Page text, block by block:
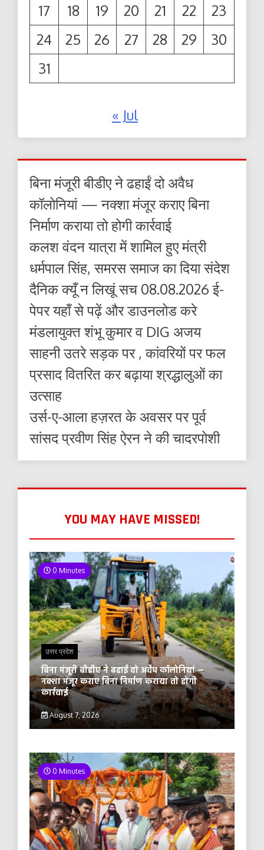
17
18 19 20 21 22
23
24
25 26 27 28 29
30
31
« Jul
बिना मंजूरी बीडीए ने ढहाईं दो अवैध
कॉलोनियां — नक्शा मंजूर कराए बिना
निर्माण कराया तो होगी कार्रवाई
कलश वंदन यात्रा में शामिल हुए मंत्री
धर्मपाल सिंह, समरस समाज का दिया संदेश
दैनिक क्यूँ न लिखूं सच 08.08.2026 ई-
पेपर यहाँ से पढ़ें और डाउनलोड करे
मंडलायुक्त शंभू कुमार व DIG अजय
साहनी उतरे सड़क पर , कांवरियों पर फल
प्रसाद वितरित कर बढ़ाया श्रद्धालुओं का
उत्साह
उर्स-ए-आला हज़रत के अवसर पर पूर्व
सांसद प्रवीण सिंह ऐरन ने की चादरपोशी
YOU MAY HAVE MISSED!
0 Minutes
उत्तर प्रदेश
बिना मंजूरी बीडीए ने ढहाईं दो अवैध कॉलोनियां —
नक्शा मंजूर कराए बिना निर्माण कराया तो होगी
कार्रवाई
August 7, 2026
0 Minutes